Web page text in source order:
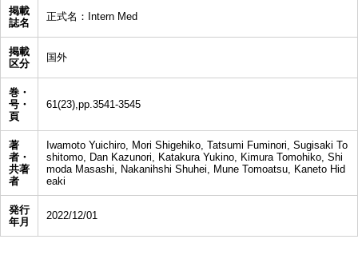
掲載
誌名
正式名：Intern Med
掲載
区分
国外
巻・
号・
頁
61(23),pp.3541-3545
著
者・
共著
者
Iwamoto Yuichiro, Mori Shigehiko, Tatsumi Fuminori, Sugisaki To
shitomo, Dan Kazunori, Katakura Yukino, Kimura Tomohiko, Shi
moda Masashi, Nakanihshi Shuhei, Mune Tomoatsu, Kaneto Hid
eaki
発行
年月
2022/12/01